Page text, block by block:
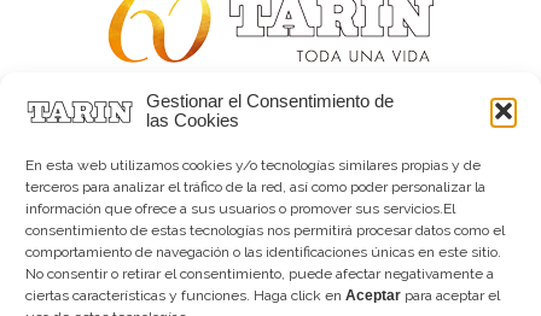
Gestionar el Consentimiento de
las Cookies
En esta web utilizamos cookies y/o tecnologías similares propias y de
terceros para analizar el tráfico de la red, así como poder personalizar la
información que ofrece a sus usuarios o promover sus servicios.El
consentimiento de estas tecnologías nos permitirá procesar datos como el
comportamiento de navegación o las identificaciones únicas en este sitio.
No consentir o retirar el consentimiento, puede afectar negativamente a
ciertas características y funciones. Haga click en Aceptar para aceptar el
Alta joyería desde 1963
Tarín Magazine
Contacto